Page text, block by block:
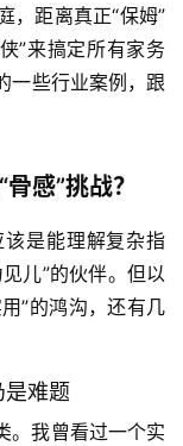
，距离真正“保姆”
”来搞定所有家务
一些行业案例，跟
感”挑战？
是能理解复杂指
儿”的伙伴。但以
”的鸿沟，还有几
是难题
。我曾看过一个实